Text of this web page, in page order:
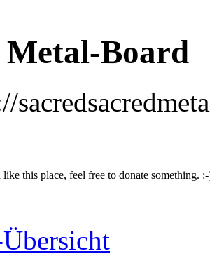
Metal-Board
this place, feel free to donate something.